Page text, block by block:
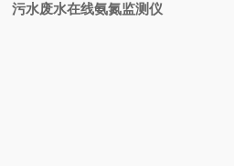
污水废水在线氨氮监测仪